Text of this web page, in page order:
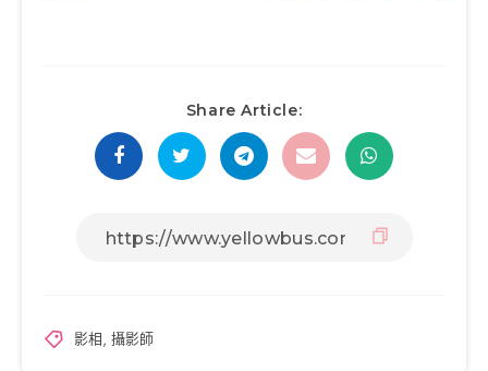
Share Article:
影相, 攝影師